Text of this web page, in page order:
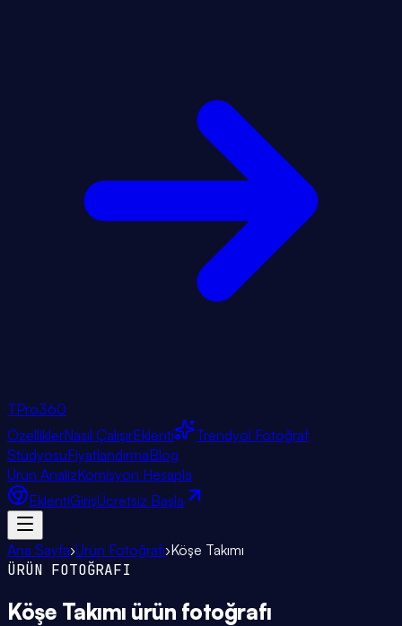
TPro360
ÖzelliklerNasıl ÇalışırEklenti
Trendyol Fotoğraf
StüdyosuFiyatlandırmaBlog
Ürün AnalizKomisyon Hesapla
EklentiGirişÜcretsiz Başla
Ana Sayfa›Ürün Fotoğrafı›Köşe Takımı
ÜRÜN FOTOĞRAFI
Köşe Takımı ürün fotoğrafı